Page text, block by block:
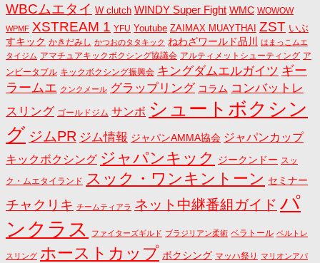
WBCムエタイ W clutch WINDY Super Fight WMC WOWOW
WPMF XSTREAM 1 YFU Youtube ZAIMAX MUAYTHAI ZST いぶ
すキック かきだみし かつおのタタキック ねわざワールド品川
はまっこムエ
タイジム アマチュアキックボクシング協議会 アルティメットシューティング ア
ンビータブル キックボクシング振興会 キングダムエルガイツ ギー
ラームエ クンクメール グラップリング コラム コンバットレ
スリング ゴールドジム サンボ シュートボクシン
グ ジムPR ジム情報 ジャパンAMMA協会 ジャパンカップ
キックボクシング ジャパンキック ジークンドー スッ
ク・ムエタイランド スック・ワンキントーン セミナー
チャクリキ チームティアラ ネット中継番組ガイド パ
ンクラス
ファイターズギルド ブラジリアン柔術 ベラトール ベルトレ
スリング ホーストカップ ボクシング マッハ祭り マリオンアパ